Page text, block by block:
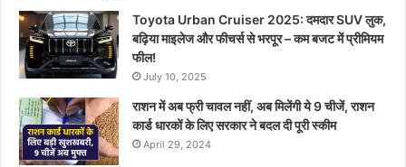
Toyota Urban Cruiser 2025: दमदार SUV लुक,
बढ़िया माइलेज और फीचर्स से भरपूर – कम बजट में प्रीमियम
फील!
July 10, 2025
राशन में अब फ्री चावल नहीं, अब मिलेंगी ये 9 चीजें, राशन
कार्ड धारकों के लिए सरकार ने बदल दी पूरी स्कीम
April 29, 2024